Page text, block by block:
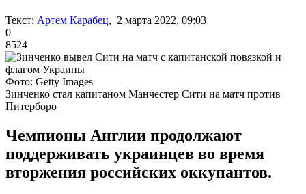
Текст: Артем Карабец, 2 марта 2022, 09:03
0
8524
Фото: Getty Images
Зинченко стал капитаном Манчестер Сити на матч против
Питерборо
Чемпионы Англии продолжают
поддерживать украинцев во время
вторжения российских оккупантов.